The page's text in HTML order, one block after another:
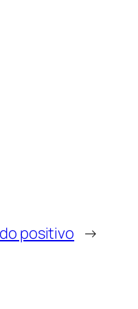
positivo →